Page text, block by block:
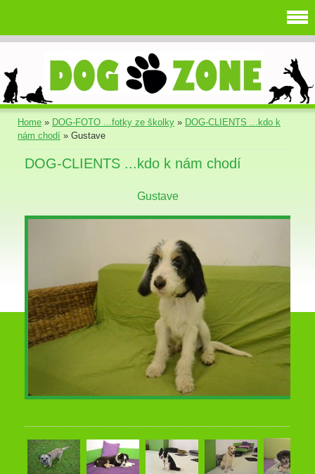
Home » DOG-FOTO ...fotky ze školky » DOG-CLIENTS ...kdo k
nám chodí » Gustave
DOG-CLIENTS ...kdo k nám chodí
Gustave